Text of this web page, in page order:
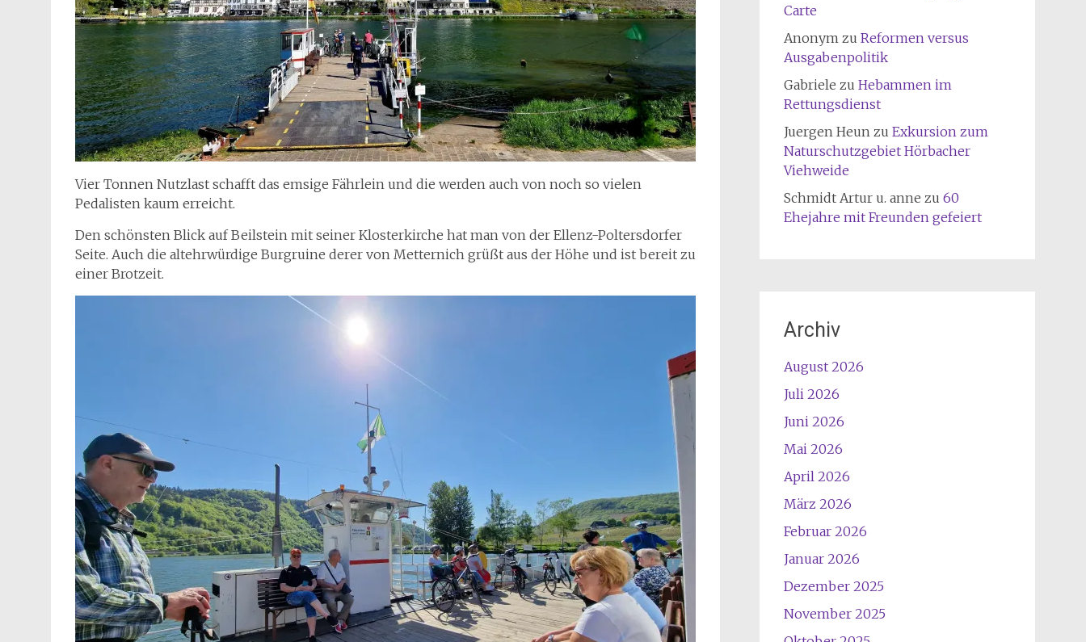
Vier Tonnen Nutzlast schafft das emsige Fährlein und die werden auch von noch so vielen
Pedalisten kaum erreicht.
Den schönsten Blick auf Beilstein mit seiner Klosterkirche hat man von der Ellenz-Poltersdorfer
Seite. Auch die altehrwürdige Burgruine derer von Metternich grüßt aus der Höhe und ist bereit zu
einer Brotzeit.
Carte
Anonymzu Reformen versus
Ausgabenpolitik
Gabriele zu Hebammen im
Rettungsdienst
Juergen Heunzu Exkursion zum
Naturschutzgebiet Hörbacher
Viehweide
Schmidt Artur u. anne zu 60
Ehejahre mit Freunden gefeiert
Archiv
August 2026
Juli 2026
Juni 2026
Mai 2026
April 2026
März 2026
Februar 2026
Januar 2026
Dezember 2025
November 2025